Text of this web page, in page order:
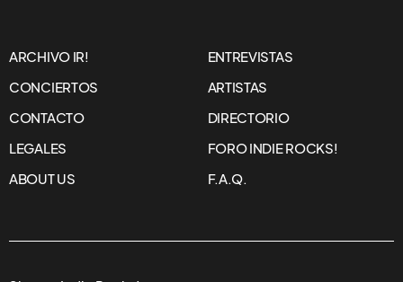
ARCHIVO IR!
ENTREVISTAS
CONCIERTOS
ARTISTAS
CONTACTO
DIRECTORIO
LEGALES
FORO INDIE ROCKS!
ABOUT US
F.A.Q.